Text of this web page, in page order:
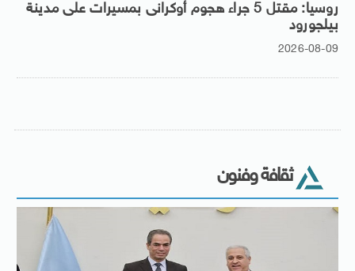
روسيا: مقتل 5 جراء هجوم أوكرانى بمسيرات على مدينة
بيلجورود
2026-08-09
ثقافة وفنون